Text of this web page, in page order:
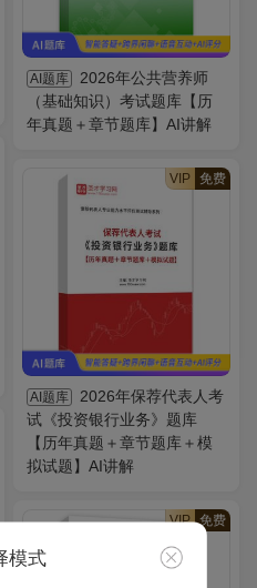
AI题库
2026年公共营养师
（基础知识）考试题库【历
年真题＋章节题库】AI讲解
VIP 免费
AI题库
2026年保荐代表人考
试《投资银行业务》题库
【历年真题＋章节题库＋模
拟试题】AI讲解
VIP 免费
模式